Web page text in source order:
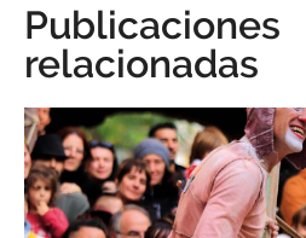
Publicaciones
relacionadas